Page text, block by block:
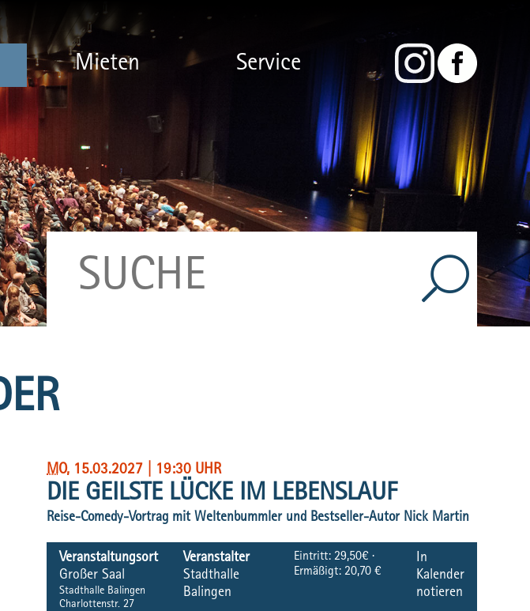
Mieten Service
MO, 15.03.2027 19:30 UHR
DIE GEILSTE LÜCKE IM LEBENSLAUF
Reise-Comedy-Vortrag mit Weltenbummler und Bestseller-Autor Nick Martin
Veranstaltungsort
Großer Saal
Stadthalle Balingen
Charlottenstr. 27
Veranstalter
Stadthalle
Balingen
Eintritt: 29,50€ ·
Ermäßigt: 20,70 €
In
Kalender
notieren